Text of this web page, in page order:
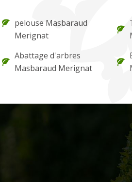
pelouse Masbaraud
Merignat
Abattage d'arbres
Masbaraud Merignat